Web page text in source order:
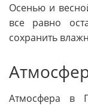
Осенью и
все равно
сохранить
Атмосфера в